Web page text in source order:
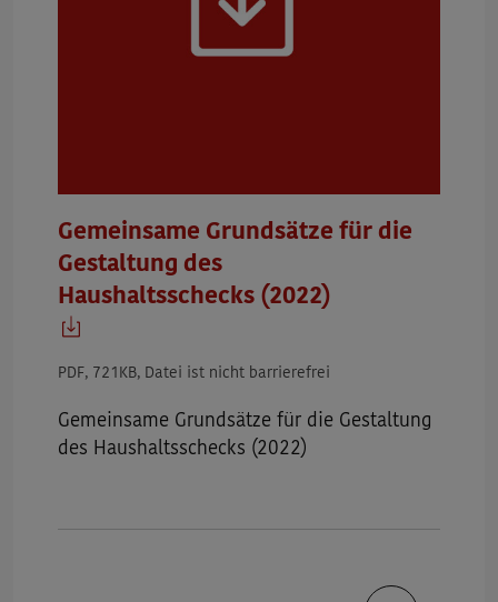
Gemeinsame Grundsätze für die
Gestaltung des
Haushaltsschecks (2022)
PDF, 721KB, Datei ist nicht barrierefrei
Gemeinsame Grundsätze für die Gestaltung
des Haushaltsschecks (2022)